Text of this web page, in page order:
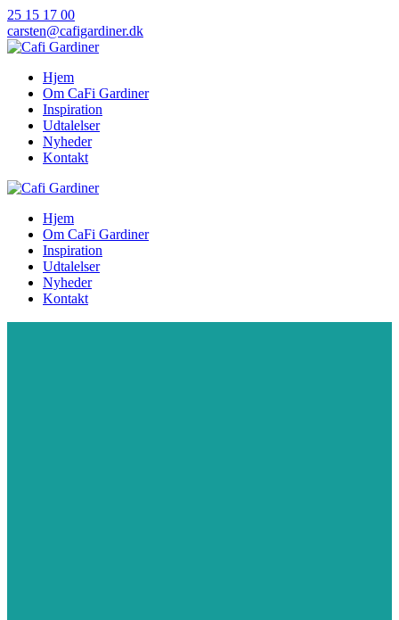
Skip
to
content
25 15 17 00
carsten@cafigardiner.dk
Hjem
Om CaFi Gardiner
Inspiration
Udtalelser
Nyheder
Kontakt
Hjem
Om CaFi Gardiner
Inspiration
Udtalelser
Nyheder
Kontakt